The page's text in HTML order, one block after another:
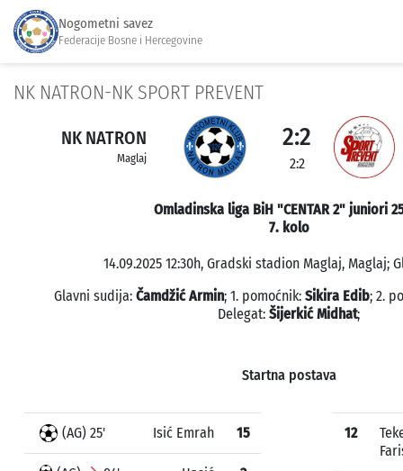
Nogometni savez
Federacije Bosne i Hercegovine
NK NATRON-NK SPORT PREVENT
NK NATRON
Maglaj
2:2
2:2
Omladinska liga BiH "CENTAR 2" juniori
7. kolo
14.09.2025 12:30h, Gradski stadion Maglaj, Maglaj;
Glavni sudija: Čamdžić Armin; 1. pomoćnik: Sikira Edib; 2.
Delegat: Šijerkić Midhat;
Startna postava
(AG) 25' Isić Emrah 15 12